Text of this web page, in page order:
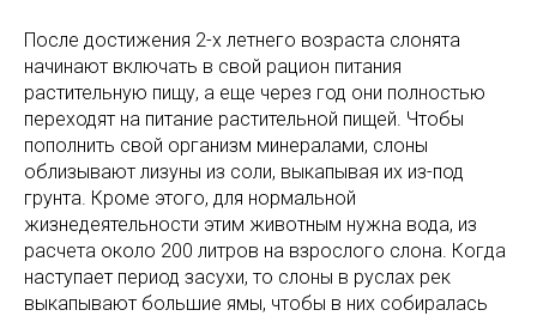
После достижения 2-х летнего возраста слонята
начинают включать в свой рацион питания
растительную пищу, а еще через год они полностью
переходят на питание растительной пищей. Чтобы
пополнить свой организм минералами, слоны
облизывают лизуны из соли, выкапывая их из-под
грунта. Кроме этого, для нормальной
жизнедеятельности этим животным нужна вода, из
расчета около 200 литров на взрослого слона. Когда
наступает период засухи, то слоны в руслах рек
выкапывают большие ямы, чтобы в них собиралась